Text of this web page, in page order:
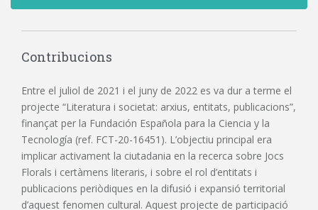
Contribucions
Entre el juliol de 2021 i el juny de 2022 es va dur a terme el
projecte “Literatura i societat: arxius, entitats, publicacions”,
finançat per la Fundación Española para la Ciencia y la
Tecnología (ref. FCT-20-16451). L’objectiu principal era
implicar activament la ciutadania en la recerca sobre Jocs
Florals i certàmens literaris, i sobre el rol d’entitats i
publicacions periòdiques en la difusió i expansió territorial
d’aquest fenomen cultural. Aquest projecte de participació